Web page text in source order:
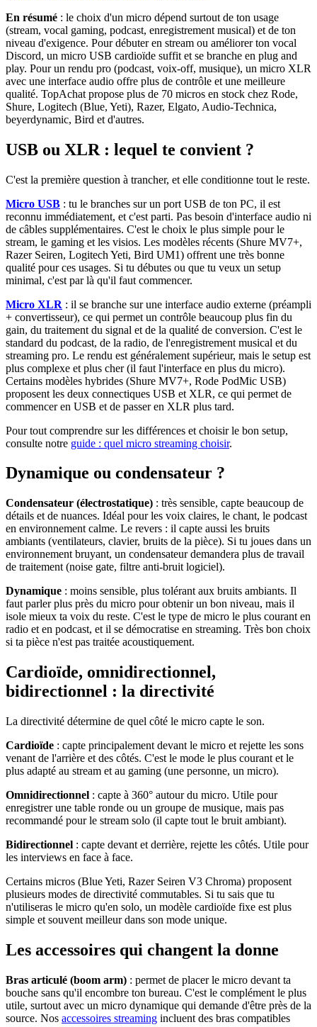
En résumé : le choix d'un micro dépend surtout de ton usage
(stream, vocal gaming, podcast, enregistrement musical) et de ton
niveau d'exigence. Pour débuter en stream ou améliorer ton vocal
Discord, un micro USB cardioïde suffit et se branche en plug and
play. Pour un rendu pro (podcast, voix-off, musique), un micro XLR
avec une interface audio offre plus de contrôle et une meilleure
qualité. TopAchat propose plus de 70 micros en stock chez Rode,
Shure, Logitech (Blue, Yeti), Razer, Elgato, Audio-Technica,
beyerdynamic, Bird et d'autres.
USB ou XLR : lequel te convient ?
C'est la première question à trancher, et elle conditionne tout le reste.
Micro USB : tu le branches sur un port USB de ton PC, il est
reconnu immédiatement, et c'est parti. Pas besoin d'interface audio ni
de câbles supplémentaires. C'est le choix le plus simple pour le
stream, le gaming et les visios. Les modèles récents (Shure MV7+,
Razer Seiren, Logitech Yeti, Bird UM1) offrent une très bonne
qualité pour ces usages. Si tu débutes ou que tu veux un setup
minimal, c'est par là qu'il faut commencer.
Micro XLR : il se branche sur une interface audio externe (préampli
+ convertisseur), ce qui permet un contrôle beaucoup plus fin du
gain, du traitement du signal et de la qualité de conversion. C'est le
standard du podcast, de la radio, de l'enregistrement musical et du
streaming pro. Le rendu est généralement supérieur, mais le setup est
plus complexe et plus cher (il faut l'interface en plus du micro).
Certains modèles hybrides (Shure MV7+, Rode PodMic USB)
proposent les deux connectiques USB et XLR, ce qui permet de
commencer en USB et de passer en XLR plus tard.
Pour tout comprendre sur les différences et choisir le bon setup,
consulte notre guide : quel micro streaming choisir.
Dynamique ou condensateur ?
Condensateur (électrostatique) : très sensible, capte beaucoup de
détails et de nuances. Idéal pour les voix claires, le chant, le podcast
en environnement calme. Le revers : il capte aussi les bruits
ambiants (ventilateurs, clavier, bruits de la pièce). Si tu joues dans un
environnement bruyant, un condensateur demandera plus de travail
de traitement (noise gate, filtre anti-bruit logiciel).
Dynamique : moins sensible, plus tolérant aux bruits ambiants. Il
faut parler plus près du micro pour obtenir un bon niveau, mais il
isole mieux ta voix du reste. C'est le type de micro le plus courant en
radio et en podcast, et il se démocratise en streaming. Très bon choix
si ta pièce n'est pas traitée acoustiquement.
Cardioïde, omnidirectionnel,
bidirectionnel : la directivité
La directivité détermine de quel côté le micro capte le son.
Cardioïde : capte principalement devant le micro et rejette les sons
venant de l'arrière et des côtés. C'est le mode le plus courant et le
plus adapté au stream et au gaming (une personne, un micro).
Omnidirectionnel : capte à 360° autour du micro. Utile pour
enregistrer une table ronde ou un groupe de musique, mais pas
recommandé pour le stream solo (il capte tout le bruit ambiant).
Bidirectionnel : capte devant et derrière, rejette les côtés. Utile pour
les interviews en face à face.
Certains micros (Blue Yeti, Razer Seiren V3 Chroma) proposent
plusieurs modes de directivité commutables. Si tu sais que tu
n'utiliseras le micro qu'en solo, un modèle cardioïde fixe est plus
simple et souvent meilleur dans son mode unique.
Les accessoires qui changent la donne
Bras articulé (boom arm) : permet de placer le micro devant ta
bouche sans qu'il encombre ton bureau. C'est le complément le plus
utile, surtout avec un micro dynamique qui demande d'être près de la
source. Nos accessoires streaming incluent des bras compatibles